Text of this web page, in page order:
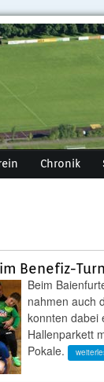
Chronik
Benefiz-
Beim
nahmen auch
konnten dabei
Hallenparkett
Pokale.